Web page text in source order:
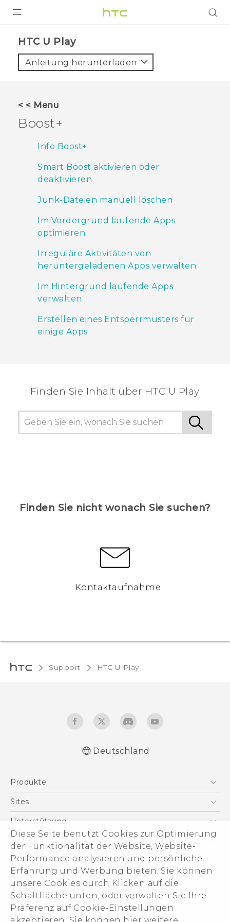
Diese Seite benutzt Cookies zur Optimierung
der Funktionalität der Website, Website-
Performance analysieren und persönliche
Erfahrung und Werbung bieten. Sie können
unsere Cookies durch Klicken auf die
Schaltfläche unten, oder verwalten Sie Ihre
Präferenz auf Cookie-Einstellungen
VIVE
HTC-Geräte und Zubehör
Anmelden
HTC U Play‎
Anleitung herunterladen
< < Menu
Boost+
Info Boost+
Smart Boost aktivieren oder
deaktivieren
Junk-Dateien manuell löschen
Im Vordergrund laufende Apps
optimieren
Irreguläre Aktivitäten von
heruntergeladenen Apps verwalten
Im Hintergrund laufende Apps
verwalten
Erstellen eines Entsperrmusters für
einige Apps
Finden Sie Inhalt über‎ HTC U Play
Finden Sie nicht wonach Sie suchen?
Kontaktaufnahme
Support HTC U Play‎
behördliche Bestimmungen
English - Quick start guide
English - User manual
English - Safety and regulatory guide
Deutschland
Produkte
Smartphones
VIVE
Zubehör
Sites
HTC Dev
HTC Vive
Unterstützung
Unterstützung
eCommerce Support
Über HTC
ESG
Impressum
Investor
Cookie Preferences
© 2011-2026 HTC Corporation